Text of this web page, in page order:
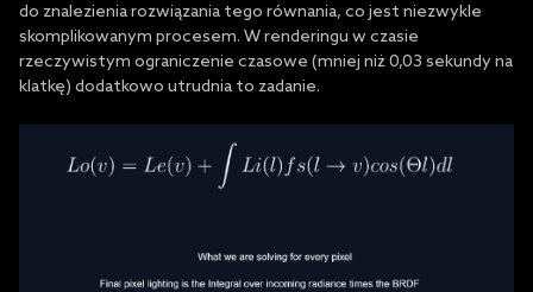
do znalezienia rozwiązania tego równania, co jest niezwykle
skomplikowanym procesem. W renderingu w czasie
rzeczywistym ograniczenie czasowe (mniej niż 0,03 sekundy na
klatkę) dodatkowo utrudnia to zadanie.